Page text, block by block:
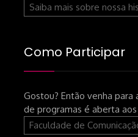
Saiba mais sobre nossa
Como Participar
Gostou? Então venha para
de programas é aberta
Faculdade de